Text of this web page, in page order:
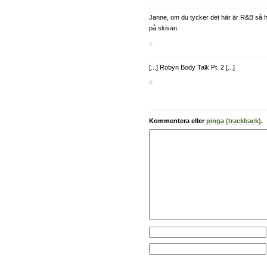
Janne, om du tycker det här är R&B så
på skivan.
#
[...] Robyn Body Talk Pt. 2 [...]
#
Kommentera ellerpinga (trackback).